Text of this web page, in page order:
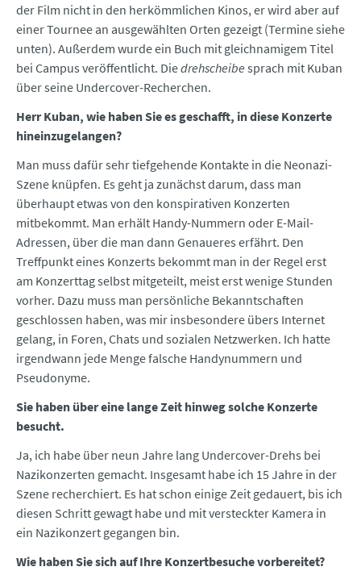
der Film nicht in den herkömmlichen Kinos, er wird aber auf
einer Tournee an ausgewählten Orten gezeigt (Termine siehe
unten). Außerdem wurde ein Buch mit gleichnamigem Titel
bei Campus veröffentlicht. Diedrehscheibe sprach mit Kuban
über seine Undercover-Recherchen.
Herr Kuban, wie haben Sie es geschafft, in diese Konzerte
hineinzugelangen?
Man muss dafür sehr tiefgehende Kontakte in die Neonazi-
Szene knüpfen. Es geht ja zunächst darum, dass man
überhaupt etwas von den konspirativen Konzerten
mitbekommt. Man erhält Handy-Nummern oder E-Mail-
Adressen, über die man dann Genaueres erfährt. Den
Treffpunkt eines Konzerts bekommt man in der Regel erst
am Konzerttag selbst mitgeteilt, meist erst wenige Stunden
vorher. Dazu muss man persönliche Bekanntschaften
geschlossen haben, was mir insbesondere übers Internet
gelang, in Foren, Chats und sozialen Netzwerken. Ich hatte
irgendwann jede Menge falsche Handynummern und
Pseudonyme.
Sie haben über eine lange Zeit hinweg solche Konzerte
besucht.
Ja, ich habe über neun Jahre lang Undercover-Drehs bei
Nazikonzerten gemacht. Insgesamt habe ich 15 Jahre in der
Szene recherchiert. Es hat schon einige Zeit gedauert, bis ich
diesen Schritt gewagt habe und mit versteckter Kamera in
ein Nazikonzert gegangen bin.
Wie haben Sie sich auf Ihre Konzertbesuche vorbereitet?